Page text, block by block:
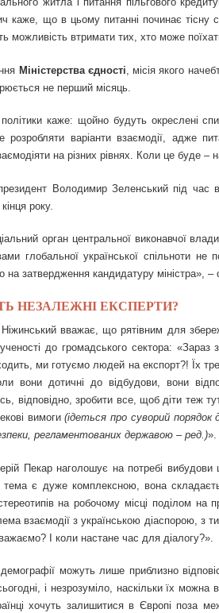
що в цьому питанні починає тісну
можливість втримати тих, хто може
Міністерства єдності , місія якого
не перший місяць.
політики каже: щойно будуть окреслені
розробляти варіанти взаємодії, адже
на різних рівнях. Коли це буде –
Володимир Зеленський під час
року.
орган центральної виконавчої
глобальної української спільноти
на затвердження кандидатуру міністра», –
НЕЗАЛЕЖНІ ЕКСПЕРТИ?
Ніжинський вважає, що рятівним для
до громадського сектора:
ми готуємо людей на експорт?! Їх
вони дотичні до відбудови, вони
відповідно, зробити все, щоб діти теж
вимоги(ідеться про cуворий порядок
реглaментовaних держaвою – ред.)».
Пекар наголошує на потребі вибудови
є дуже комплексною, вона
на робочому місці поділом на
взаємодії з українською діаспорою, з
І коли настане час для діалогу?».
можуть лише приблизно
і незрозуміло, наскільки їх
хочуть залишитися в Європі поза